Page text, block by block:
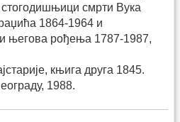
смрти Вука
1864-1964 и
његова рођења 1787-1987,
књига друга 1845.
1988.